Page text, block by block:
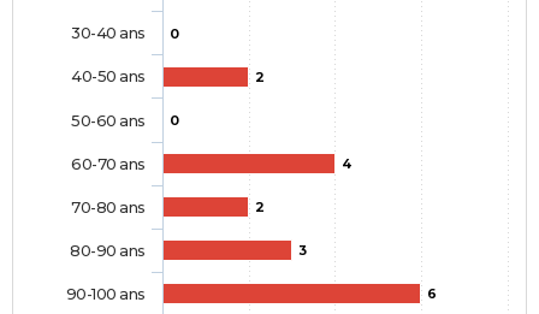
0
2
0
4
2
3
6
30-40 ans
40-50 ans
50-60 ans
60-70 ans
70-80 ans
80-90 ans
90-100 ans